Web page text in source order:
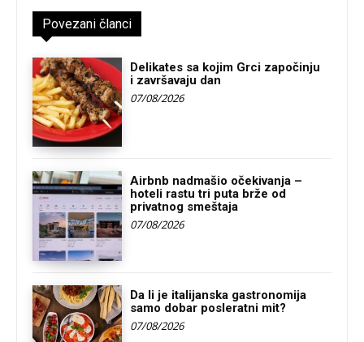
Povezani članci
Delikates sa kojim Grci započinju
i završavaju dan
07/08/2026
Airbnb nadmašio očekivanja –
hoteli rastu tri puta brže od
privatnog smeštaja
07/08/2026
Da li je italijanska gastronomija
samo dobar posleratni mit?
07/08/2026